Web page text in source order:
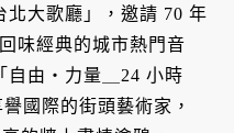
北大歌廳」，邀請 70 年
味經典的城市熱門音
自由・力量＿24 小時
國際的街頭藝術家，